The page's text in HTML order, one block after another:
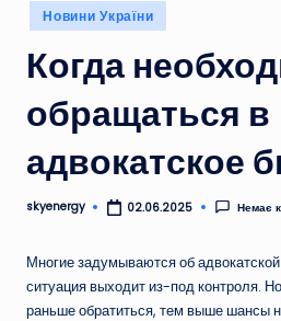
Опубліковано
у
Новини України
Когда
обращаться в
адвокатское
Опубліковано
skyenergy 02.06.2025 Немає
Многие задумываются об
ситуация выходит из-под контроля.
раньше обратиться, тем выше шансы